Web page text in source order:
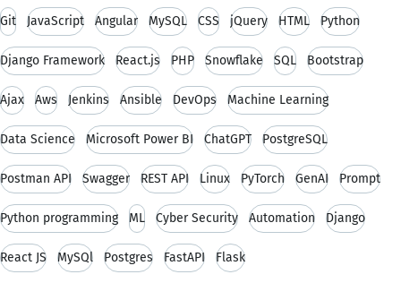
Git JavaScript Angular MySQL CSS jQuery HTML Python
Django Framework React.js PHP Snowflake SQL Bootstrap
Ajax Aws Jenkins Ansible DevOps Machine Learning
Data Science Microsoft Power BI ChatGPT PostgreSQL
Postman API Swagger REST API Linux PyTorch GenAI Prompt
Python programming ML Cyber Security Automation Django
React JS MySQl Postgres FastAPI Flask